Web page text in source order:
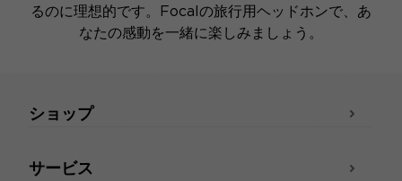
るのに理想的です。Focalの旅行用ヘッドホンで、あ
なたの感動を一緒に楽しみましょう。
ショップ
サービス